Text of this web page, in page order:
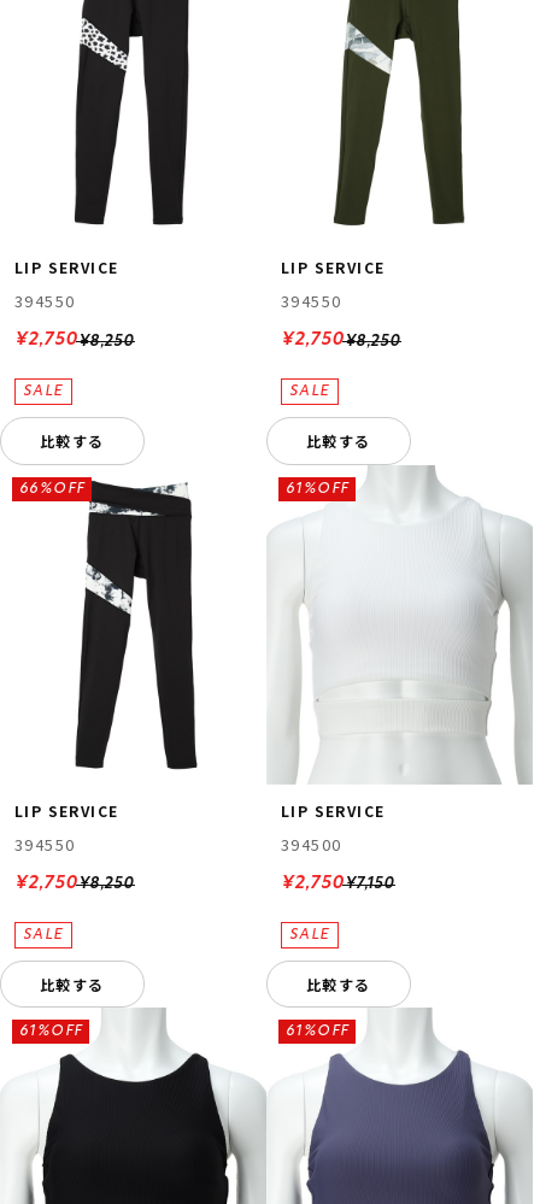
LIP SERVICE
394550
¥8,250
¥2,750
比較する
LIP SERVICE
394550
¥8,250
¥2,750
比較する
LIP SERVICE
394550
¥8,250
66%OFF
¥2,750
比較する
LIP SERVICE
394500
¥7,150
61%OFF
¥2,750
比較する
61%OFF 61%OFF